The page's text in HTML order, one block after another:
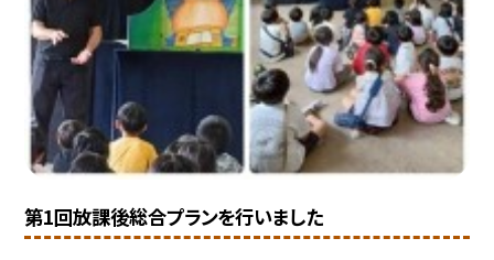
第1回放課後総合プランを行いました